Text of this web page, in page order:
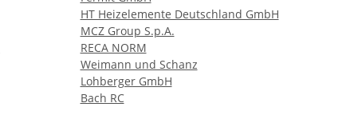
HT Heizelemente Deutschland GmbH
MCZ Group S.p.A.
RECA NORM
Weimann und Schanz
Lohberger GmbH
Bach RC